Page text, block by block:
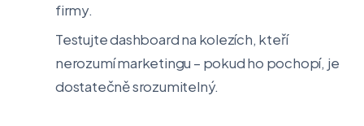
firmy.
Testujte dashboard na kolezích, kteří
nerozumí marketingu – pokud ho pochopí, je
dostatečně srozumitelný.